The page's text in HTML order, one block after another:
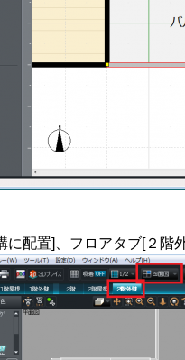
に配置]、フロアタブ[２階